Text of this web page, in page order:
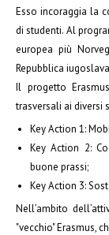
Esso incoraggia la
di studenti. Al
europea più
Repubblica
Il progetto
trasversali ai diversi
Key Action 1:
Key Action 2:
buone prassi;
Key Action 3:
Nell’ambito
"vecchio" Erasmus,